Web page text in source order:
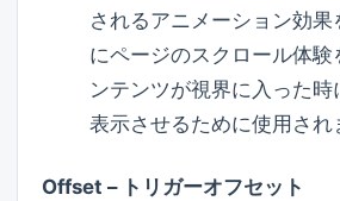
されるアニメーション効
にページのスクロール体験
ンテンツが視界に入った
表示させるために使用され
Offset – トリガーオフセット